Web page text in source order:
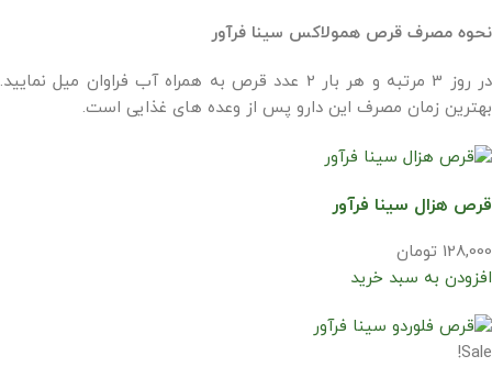
نحوه مصرف قرص همولاکس سینا فرآور
در روز 3 مرتبه و هر بار 2 عدد قرص به همراه آب فراوان میل نمایید.
بهترین زمان مصرف این دارو پس از وعده های غذایی است.
قرص هزال سینا فرآور
128,000 تومان
افزودن به سبد خرید
Sale!